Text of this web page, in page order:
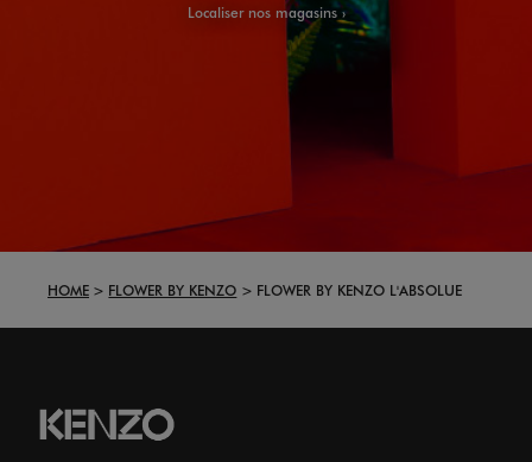
Localiser nos magasins
HOME FLOWER BY KENZO FLOWER BY KENZO L'ABSOLUE